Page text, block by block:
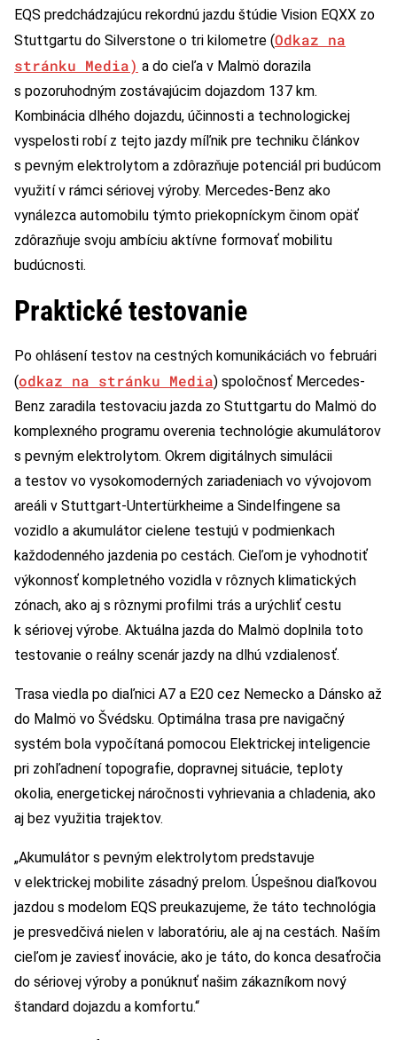
EQS predchádzajúcu rekordnú jazdu štúdie Vision EQXX zo
Stuttgartu do Silverstone o tri kilometre (Odkaz na
stránku Media) a do cieľa v Malmö dorazila
s pozoruhodným zostávajúcim dojazdom 137 km.
Kombinácia dlhého dojazdu, účinnosti a technologickej
vyspelosti robí z tejto jazdy míľnik pre techniku článkov
s pevným elektrolytom a zdôrazňuje potenciál pri budúcom
využití v rámci sériovej výroby. Mercedes-Benz ako
vynálezca automobilu týmto priekopníckym činom opäť
zdôrazňuje svoju ambíciu aktívne formovať mobilitu
budúcnosti.
Praktické testovanie
Po ohlásení testov na cestných komunikáciách vo februári
(odkaz na stránku Media) spoločnosť Mercedes-
Benz zaradila testovaciu jazda zo Stuttgartu do Malmö do
komplexného programu overenia technológie akumulátorov
s pevným elektrolytom. Okrem digitálnych simulácii
a testov vo vysokomoderných zariadeniach vo vývojovom
areáli v Stuttgart-Untertürkheime a Sindelfingene sa
vozidlo a akumulátor cielene testujú v podmienkach
každodenného jazdenia po cestách. Cieľom je vyhodnotiť
výkonnosť kompletného vozidla v rôznych klimatických
zónach, ako aj s rôznymi profilmi trás a urýchliť cestu
k sériovej výrobe. Aktuálna jazda do Malmö doplnila toto
testovanie o reálny scenár jazdy na dlhú vzdialenosť.
Trasa viedla po diaľnici A7 a E20 cez Nemecko a Dánsko až
do Malmö vo Švédsku. Optimálna trasa pre navigačný
systém bola vypočítaná pomocou Elektrickej inteligencie
pri zohľadnení topografie, dopravnej situácie, teploty
okolia, energetickej náročnosti vyhrievania a chladenia, ako
aj bez využitia trajektov.
„Akumulátor s pevným elektrolytom predstavuje
v elektrickej mobilite zásadný prelom. Úspešnou diaľkovou
jazdou s modelom EQS preukazujeme, že táto technológia
je presvedčivá nielen v laboratóriu, ale aj na cestách. Naším
cieľom je zaviesť inovácie, ako je táto, do konca desaťročia
do sériovej výroby a ponúknuť našim zákazníkom nový
štandard dojazdu a komfortu.“